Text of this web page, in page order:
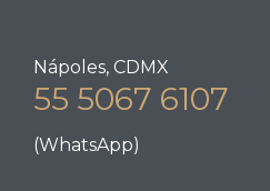
Nápoles, CDMX
55 5067 6107
(WhatsApp)